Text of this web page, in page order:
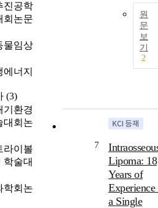
진공학
회논문
물임상
너지
(3)
기환경
대회논
라이볼
학술대
학회논
원
문
보
기
2
7
Lipoma: 18
Years of
Experience
a Single